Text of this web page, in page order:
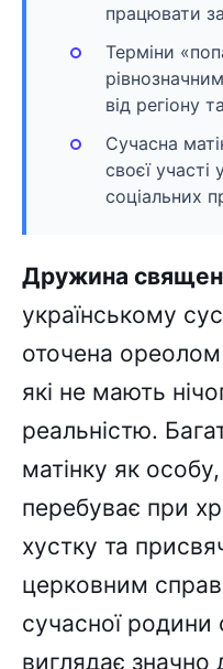
працювати
Терміни
від регіону
Сучасна
своєї участі
соціальних
Дружина
українському
оточена ореолом
які не мають
реальністю.
матінку як
перебуває при
хустку та
церковним
сучасної
виглядає значно